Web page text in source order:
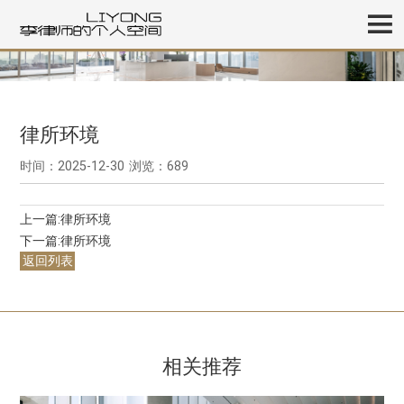
律所环境
时间：2025-12-30 浏览：689
上一篇:律所环境
下一篇:律所环境
返回列表
相关推荐